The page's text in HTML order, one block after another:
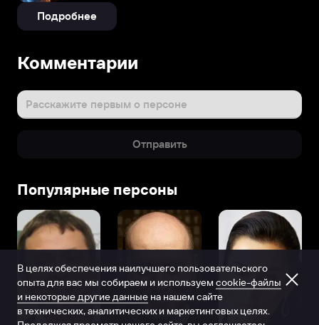
Подробнее
Комментарии
Расскажите первым о персоне
Отправить
Популярные персоны
В целях обеспечения наилучшего пользовательского
опыта для вас мы собираем и используем cookie-файлы
и некоторые другие данные на нашем сайте
в технических, аналитических и маркетинговых целях.